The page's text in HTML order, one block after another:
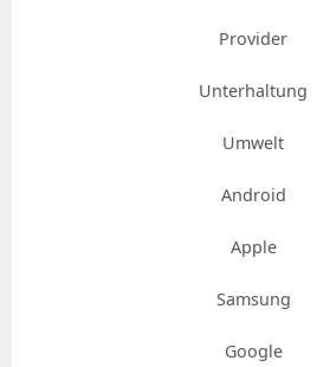
Provider
Unterhaltung
Umwelt
Android
Apple
Samsung
Google